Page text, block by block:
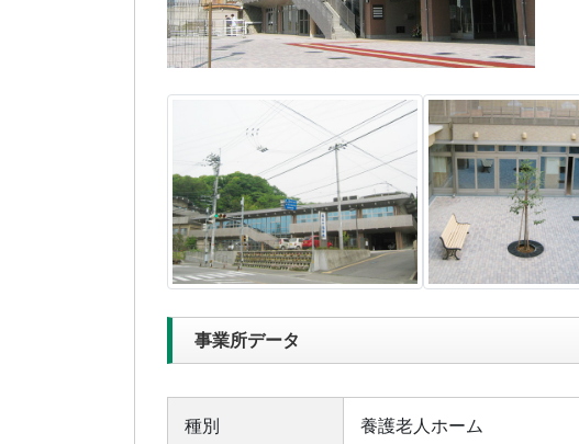
事業所データ
種別 養護老人ホーム